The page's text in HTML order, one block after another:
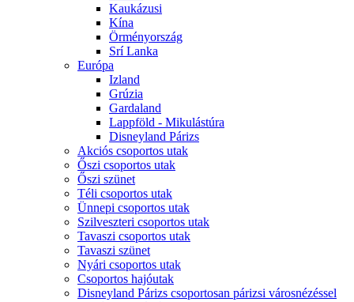
Kaukázusi
Kína
Örményország
Srí Lanka
Európa
Izland
Grúzia
Gardaland
Lappföld - Mikulástúra
Disneyland Párizs
Akciós csoportos utak
Őszi csoportos utak
Őszi szünet
Téli csoportos utak
Ünnepi csoportos utak
Szilveszteri csoportos utak
Tavaszi csoportos utak
Tavaszi szünet
Nyári csoportos utak
Csoportos hajóutak
Disneyland Párizs csoportosan párizsi városnézéssel